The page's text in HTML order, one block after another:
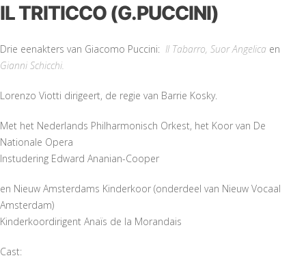
IL TRITICCO (G.PUCCINI)
Drie eenakters van Giacomo Puccini: Il Tabarro, Suor Angelica en
Gianni Schicchi.
Lorenzo Viotti dirigeert, de regie van Barrie Kosky.
Met het Nederlands Philharmonisch Orkest, het Koor van De
Nationale Opera
Instudering Edward Ananian-Cooper
en Nieuw Amsterdams Kinderkoor (onderdeel van Nieuw Vocaal
Amsterdam)
Kinderkoordirigent Anaïs de la Morandais
Cast: